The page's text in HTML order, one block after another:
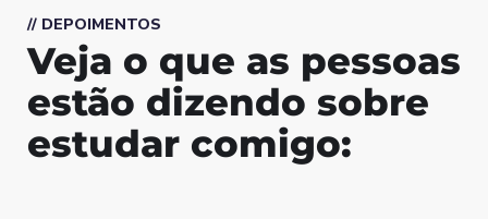
// DEPOIMENTOS
Veja o que as pessoas
estão dizendo sobre
estudar comigo: